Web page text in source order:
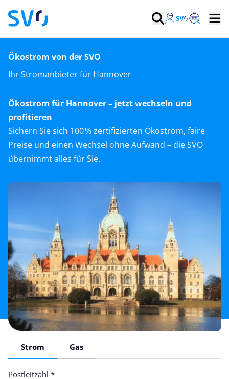
Ökostrom von der SVO
Ihr Stromanbieter für Hannover
Ökostrom für Hannover – jetzt wechseln und
profitieren
Sichern Sie sich 100 % zertifizierten Ökostrom, faire
Preise und einen Wechsel ohne Aufwand – die SVO
übernimmt alles für Sie.